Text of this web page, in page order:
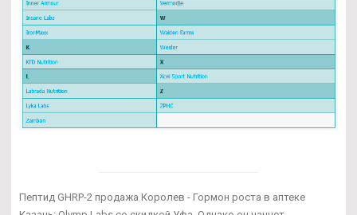
Пептид GHRP-2 продажа Королев - Гормон роста в аптеке